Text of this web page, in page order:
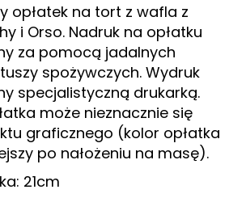
opłatek na tort z wafla z
i Orso. Nadruk na opłatku
za pomocą jadalnych
spożywczych. Wydruk
specjalistyczną drukarką.
może nieznacznie się
graficznego (kolor opłatka
po nałożeniu na masę).
21cm